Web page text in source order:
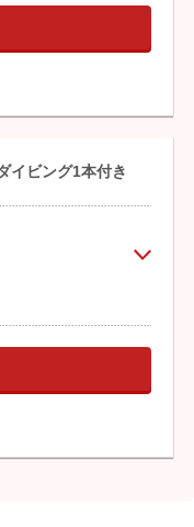
イビング1本付き